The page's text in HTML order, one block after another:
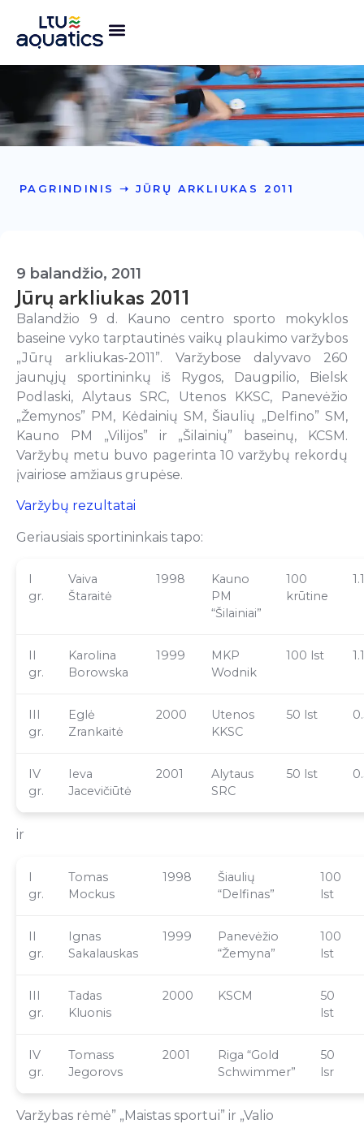
PAGRINDINIS ➝ JŪRŲ ARKLIUKAS 2011
9 balandžio, 2011
Jūrų arkliukas 2011
Balandžio 9 d. Kauno centro sporto mokyklos
baseine vyko tarptautinės vaikų plaukimo varžybos
„Jūrų arkliukas-2011”. Varžybose dalyvavo 260
jaunųjų sportininkų iš Rygos, Daugpilio, Bielsk
Podlaski, Alytaus SRC, Utenos KKSC, Panevėžio
„Žemynos” PM, Kėdainių SM, Šiaulių „Delfino” SM,
Kauno PM „Vilijos” ir „Šilainių” baseinų, KCSM.
Varžybų metu buvo pagerinta 10 varžybų rekordų
įvairiose amžiaus grupėse.
Varžybų rezultatai
Geriausiais sportininkais tapo:
I
gr.
Vaiva
Štaraitė
1998
Kauno
PM
“Šilainiai”
100
krūtine
II
gr.
Karolina
Borowska
1999
MKP
Wodnik
100 lst
III
gr.
Eglė
Zrankaitė
2000
Utenos
KKSC
50 lst
IV
gr.
Ieva
Jacevičiūtė
2001
Alytaus
SRC
50 lst
ir
I
gr.
Tomas
Mockus
1998
Šiaulių
“Delfinas”
100
lst
II
gr.
Ignas
Sakalauskas
1999
Panevėžio
“Žemyna”
100
lst
III
gr.
Tadas
Kluonis
2000 KSCM
50
lst
IV
gr.
Tomass
Jegorovs
2001
Riga “Gold
Schwimmer”
50
lsr
Varžybas rėmė” „Maistas sportui” ir „Valio